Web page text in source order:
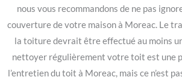
nous vous recommandons de ne pas
couverture de votre maison à Moreac. Le
la toiture devrait être effectué au moins
nettoyer régulièrement votre toit est une
l’entretien du toit à Moreac, mais ce n’est